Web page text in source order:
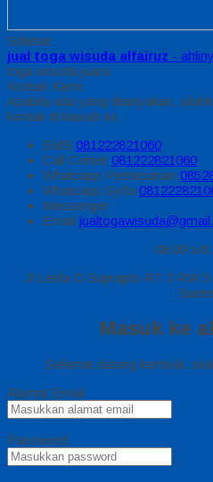
Sidebar
jual toga wisuda alfairuz -
toga wisuda juara
Kontak Kami
Apabila ada yang ditanyakan,
kontak di bawah ini.
SMS 081222821060
Call Center 081222821060
Whatsapp Pemesanan
Whatsapp Syifa
Messenger
Email
08.00 s/d
Jl Letda D Suprapto RT 3 RW
Masuk ke
Selamat datang kembali,
Alamat Email
Password